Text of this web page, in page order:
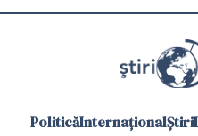
PoliticăInternaționalȘtiri